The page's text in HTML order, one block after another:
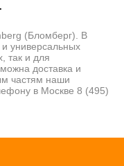
(Бломберг). В
универсальных
так и для
доставка и
частям наши
в Москве 8 (495)